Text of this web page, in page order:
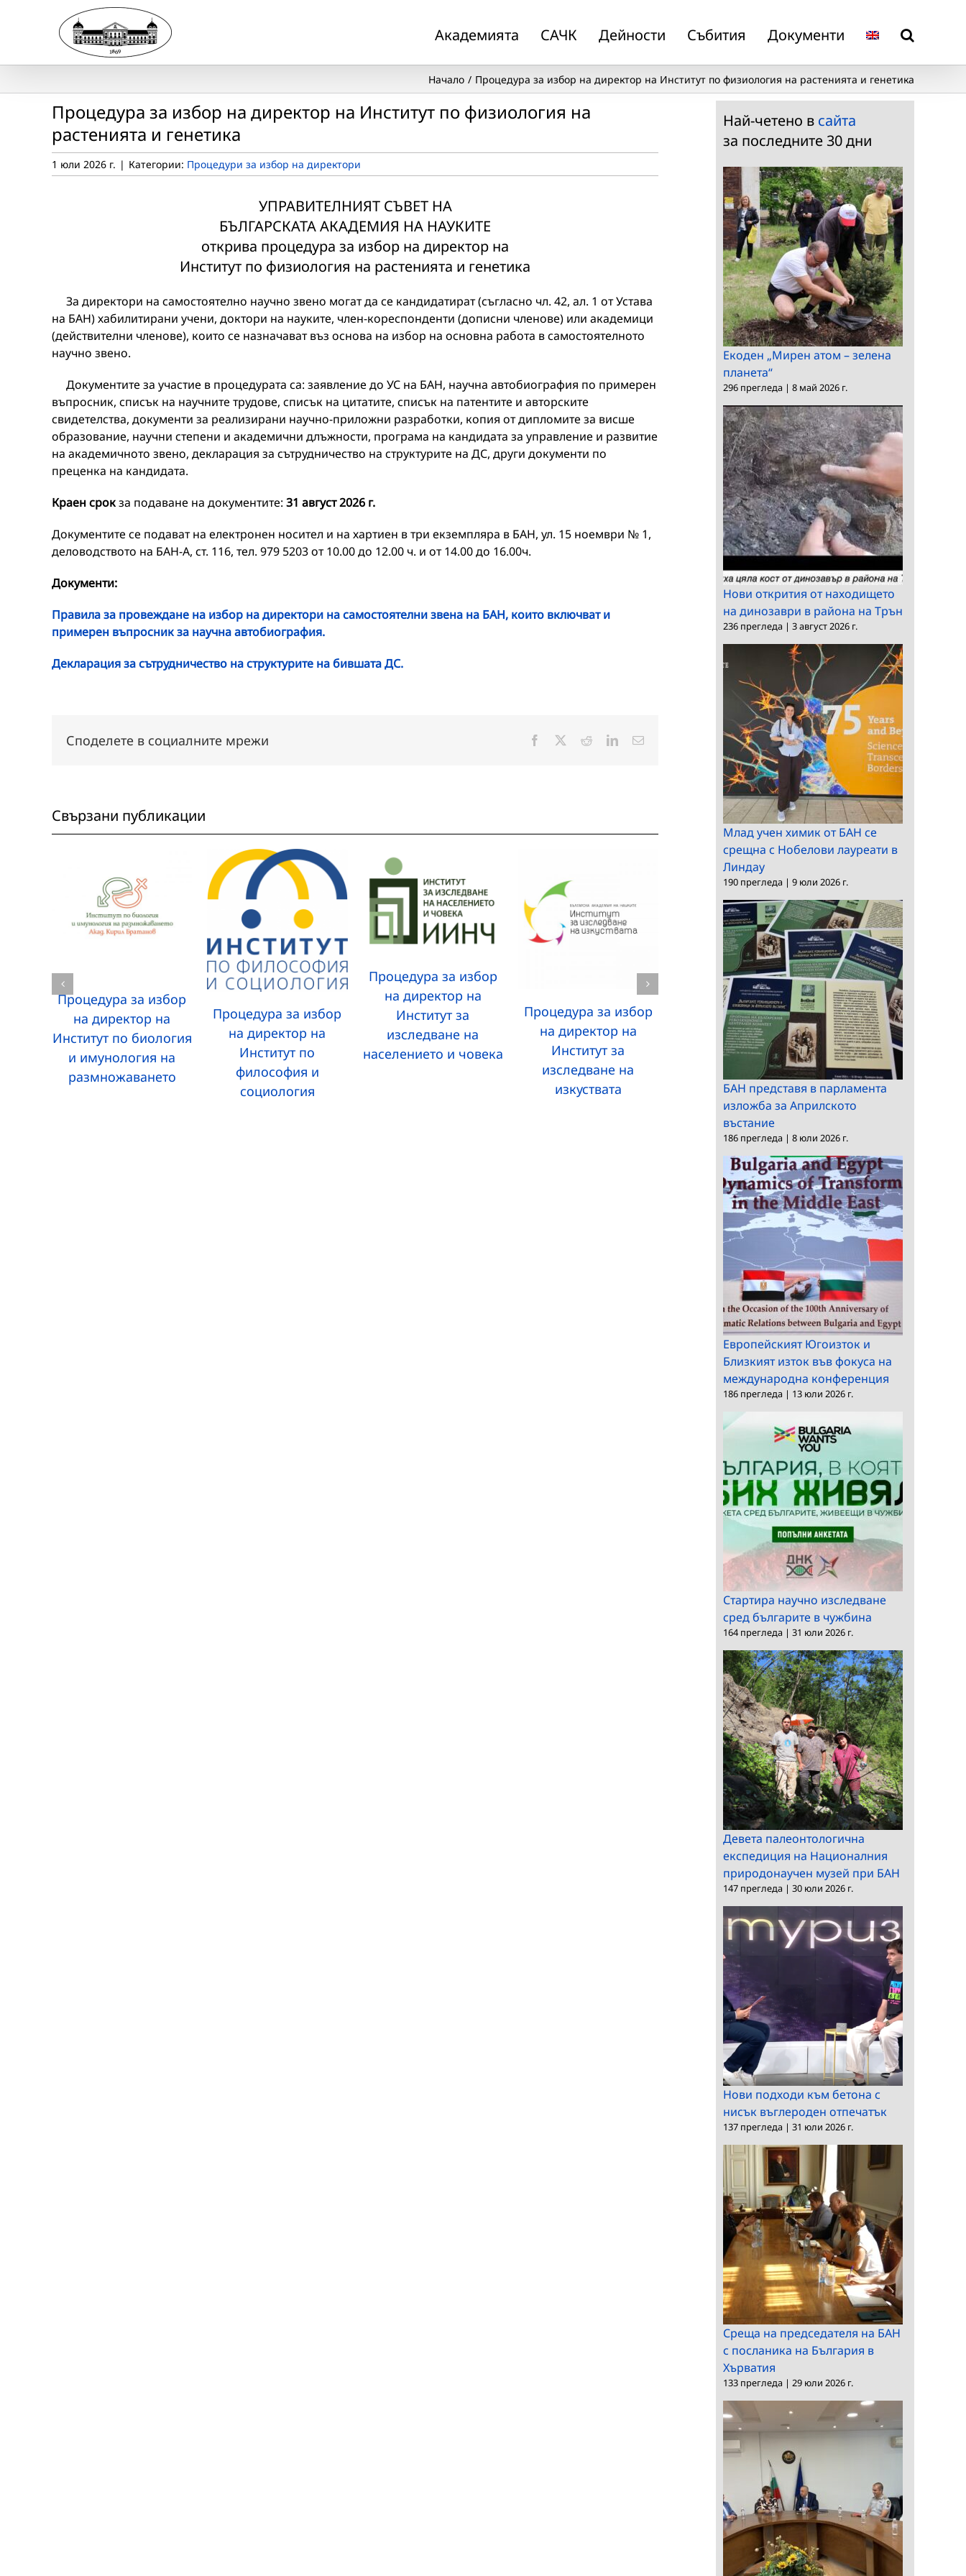
Академията САЧК Дейности Събития Документи
Начало Процедура за избор на директор на Институт по физиология на растенията и генетика
Процедура за избор на директор на Институт по физиология на
растенията и генетика
1 юли 2026 г. | Категории: Процедури за избор на директори
УПРАВИТЕЛНИЯТ СЪВЕТ НА
БЪЛГАРСКАТА АКАДЕМИЯ НА НАУКИТЕ
открива процедура за избор на директор на
Институт по физиология на растенията и генетика
За директори на самостоятелно научно звено могат да се кандидатират (съгласно чл. 42, ал. 1 от Устава
на БАН) хабилитирани учени, доктори на науките, член-кореспонденти (дописни членове) или академици
(действителни членове), които се назначават въз основа на избор на основна работа в самостоятелното
научно звено.
Документите за участие в процедурата са: заявление до УС на БАН, научна автобиография по примерен
въпросник, списък на научните трудове, списък на цитатите, списък на патентите и авторските
свидетелства, документи за реализирани научно-приложни разработки, копия от дипломите за висше
образование, научни степени и академични длъжности, програма на кандидата за управление и развитие
на академичното звено, декларация за сътрудничество на структурите на ДС, други документи по
преценка на кандидата.
Краен срокза подаване на документите: 31 август2026 г.
Документите се подават на електронен носител и на хартиен в три екземпляра в БАН, ул. 15 ноември № 1,
деловодството на БАН-А, ст. 116, тел. 979 5203 от 10.00 до 12.00 ч. и от 14.00 до 16.00ч.
Документи:
Правила за провеждане на избор на директори на самостоятелни звена на БАН, които включват и
примерен въпросник за научна автобиография.
Декларация за сътрудничество на структурите на бившата ДС.
Споделете в социалните мрежи Facebook RedditLinkedInЕлектронна
Свързани публикации
Процедура за избор
на директор на
Институт по биология
и имунология на
размножаването
Процедура за избор
на директор на
Институт по
философия и
социология
Процедура за избор
на директор на
Институт за
изследване на
населението и човека
Процедура за избор
на директор на
Институт за
изследване на
изкуствата
Процедура за избор
на директор на
Институт за
балканистика с
Център по
тракология
Процедура за избор
на директор на
Институт по
информационни и
комуникационни
технологии
Най-четено в сайта
за последните 30 дни
Екоден „Мирен атом – зелена
планета“
296 прегледа | 8 май 2026 г.
Нови открития от находището
на динозаври в района на Трън
236 прегледа | 3 август 2026 г.
Млад учен химик от БАН се
срещна с Нобелови лауреати в
Линдау
190 прегледа | 9 юли 2026 г.
БАН представя в парламента
изложба за Априлското
въстание
186 прегледа | 8 юли 2026 г.
Европейският Югоизток и
Близкият изток във фокуса на
международна конференция
186 прегледа | 13 юли 2026 г.
Стартира научно изследване
сред българите в чужбина
164 прегледа | 31 юли 2026 г.
Девета палеонтологична
експедиция на Националния
природонаучен музей при БАН
147 прегледа | 30 юли 2026 г.
Нови подходи към бетона с
нисък въглероден отпечатък
137 прегледа | 31 юли 2026 г.
Среща на председателя на БАН
с посланика на България в
Хърватия
133 прегледа | 29 юли 2026 г.